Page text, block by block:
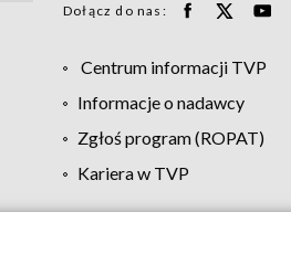
Dołącz do nas:
Centrum informacji TVP
Informacje o nadawcy
Zgłoś program (ROPAT)
Kariera w TVP